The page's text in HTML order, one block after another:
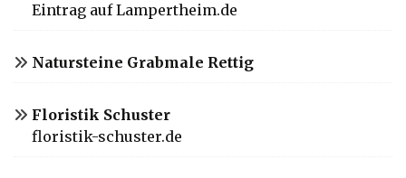
Eintrag auf Lampertheim.de
Natursteine Grabmale Rettig
Floristik Schuster
floristik-schuster.de